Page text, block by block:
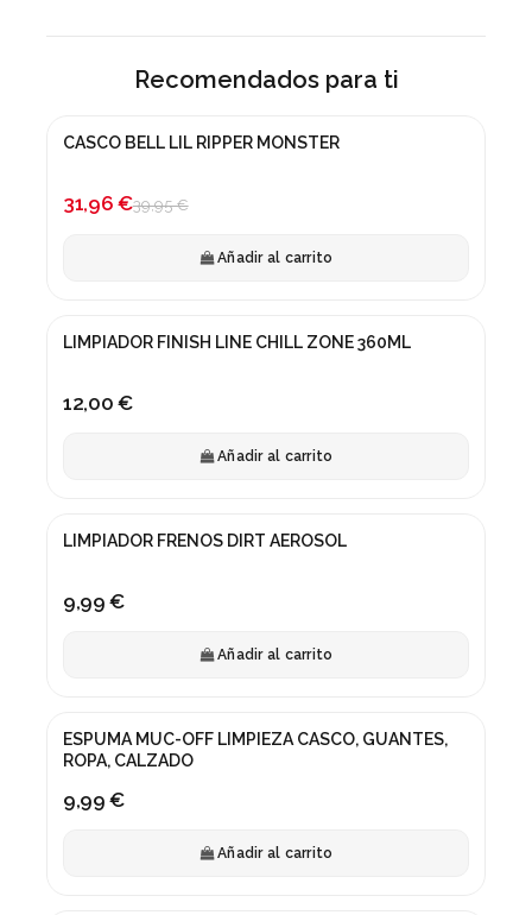
Recomendados para ti
¡En oferta!
CASCO BELL LIL RIPPER MONSTER
31,96 €39,95 €
Añadir al carrito
LIMPIADOR FINISH LINE CHILL ZONE 360ML
12,00 €
Añadir al carrito
LIMPIADOR FRENOS DIRT AEROSOL
9,99 €
Añadir al carrito
ESPUMA MUC-OFF LIMPIEZA CASCO, GUANTES,
ROPA, CALZADO
9,99 €
Añadir al carrito